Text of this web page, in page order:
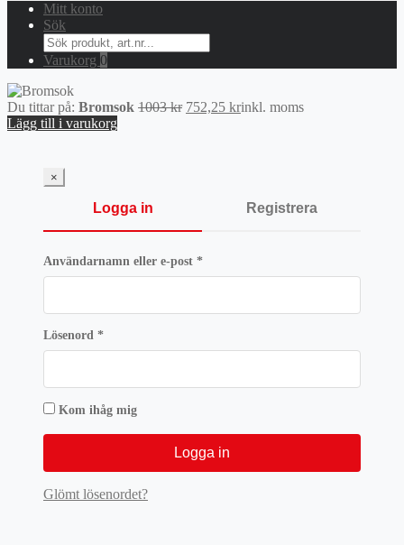
Mitt konto
Sök
Search
for:
Varukorg 0
Du tittar på: Bromsok 1003kr Det
752,25 krDet
inkl. moms
Lägg till i varukorg
×
Logga in Registrera
Användarnamn eller e-post *Obligatoriskt
Lösenord *Obligatoriskt
Kom ihåg mig
Logga in
Glömt lösenordet?